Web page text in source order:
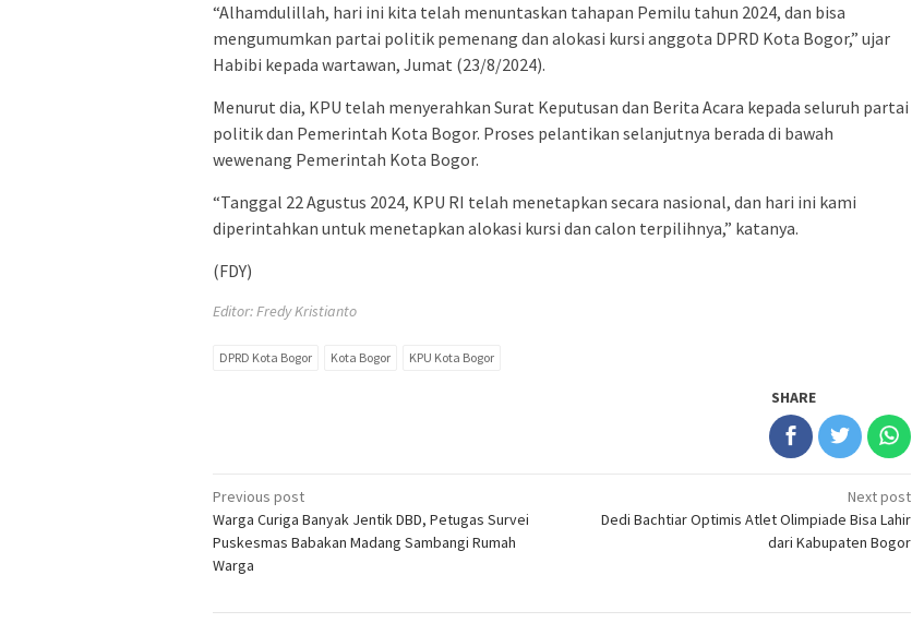
“Alhamdulillah, hari ini kita telah menuntaskan tahapan Pemilu tahun 2024, dan bisa
mengumumkan partai politik pemenang dan alokasi kursi anggota DPRD Kota Bogor,” ujar
Habibi kepada wartawan, Jumat (23/8/2024).
Menurut dia, KPU telah menyerahkan Surat Keputusan dan Berita Acara kepada seluruh partai
politik dan Pemerintah Kota Bogor. Proses pelantikan selanjutnya berada di bawah
wewenang Pemerintah Kota Bogor.
“Tanggal 22 Agustus 2024, KPU RI telah menetapkan secara nasional, dan hari ini kami
diperintahkan untuk menetapkan alokasi kursi dan calon terpilihnya,” katanya.
(FDY)
Editor: Fredy Kristianto
DPRD Kota Bogor Kota Bogor KPU Kota Bogor
SHARE
Post
navigation
Previous post
Warga Curiga Banyak Jentik DBD, Petugas Survei
Puskesmas Babakan Madang Sambangi Rumah
Warga
Next post
Dedi Bachtiar Optimis Atlet Olimpiade Bisa Lahir
dari Kabupaten Bogor